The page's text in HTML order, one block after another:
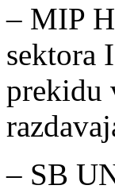
– MIP
sektora
prekidu
– SB